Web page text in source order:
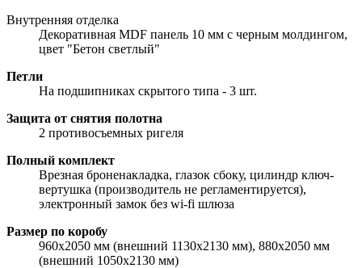
Внутренняя отделка
Декоративная MDF панель 10 мм с черным молдингом,
цвет "Бетон светлый"
Петли
На подшипниках скрытого типа - 3 шт.
Защита от снятия полотна
2 противосъемных ригеля
Полный комплект
Врезная броненакладка, глазок сбоку, цилиндр ключ-
вертушка (производитель не регламентируется),
электронный замок без wi-fi шлюза
Размер по коробу
960х2050 мм (внешний 1130х2130 мм), 880х2050 мм
(внешний 1050х2130 мм)